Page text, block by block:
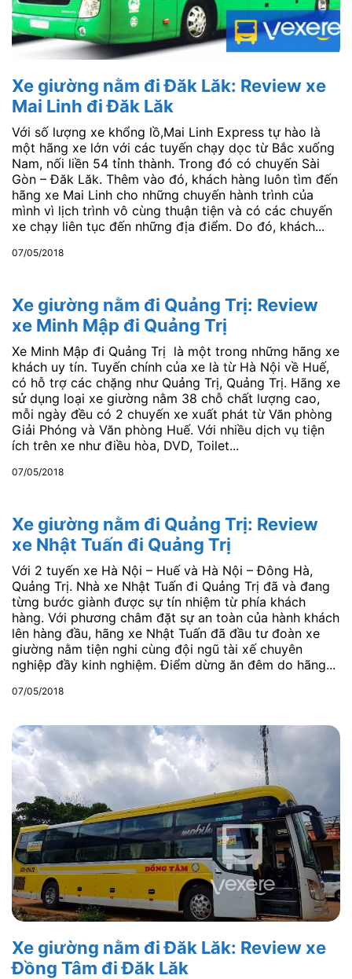
Xe giường nằm đi Đăk Lăk: Review xe
Mai Linh đi Đăk Lăk
Với số lượng xe khổng lồ,Mai Linh Express tự hào là
một hãng xe lớn với các tuyến chạy dọc từ Bắc xuống
Nam, nối liền 54 tỉnh thành. Trong đó có chuyến Sài
Gòn – Đăk Lăk. Thêm vào đó, khách hàng luôn tìm đến
hãng xe Mai Linh cho những chuyến hành trình của
mình vì lịch trình vô cùng thuận tiện và có các chuyến
xe chạy liên tục đến những địa điểm. Do đó, khách...
07/05/2018
Xe giường nằm đi Quảng Trị: Review
xe Minh Mập đi Quảng Trị
Xe Minh Mập đi Quảng Trị là một trong những hãng xe
khách uy tín. Tuyến chính của xe là từ Hà Nội về Huế,
có hỗ trợ các chặng như Quảng Trị, Quảng Trị. Hãng xe
sử dụng loại xe giường nằm 38 chỗ chất lượng cao,
mỗi ngày đều có 2 chuyến xe xuất phát từ Văn phòng
Giải Phóng và Văn phòng Huế. Với nhiều dịch vụ tiện
ích trên xe như điều hòa, DVD, Toilet...
07/05/2018
Xe giường nằm đi Quảng Trị: Review
xe Nhật Tuấn đi Quảng Trị
Với 2 tuyến xe Hà Nội – Huế và Hà Nội – Đông Hà,
Quảng Trị. Nhà xe Nhật Tuấn đi Quảng Trị đã và đang
từng bước giành được sự tín nhiệm từ phía khách
hàng. Với phương châm đặt sự an toàn của hành khách
lên hàng đầu, hãng xe Nhật Tuấn đã đầu tư đoàn xe
giường nằm tiện nghi cùng đội ngũ tài xế chuyên
nghiệp đầy kinh nghiệm. Điểm dừng ăn đêm do hãng...
07/05/2018
Xe giường nằm đi Đăk Lăk: Review xe
Đồng Tâm đi Đăk Lăk